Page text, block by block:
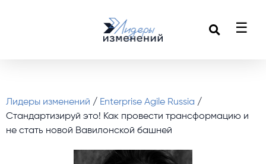
☰
Лидеры изменений / Enterprise Agile Russia /
Стандартизируй это! Как провести трансформацию и
не стать новой Вавилонской башней